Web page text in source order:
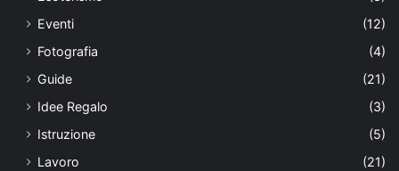
Eventi
(12)
Fotografia
(4)
Guide
(21)
Idee Regalo
(3)
Istruzione
(5)
Lavoro
(21)